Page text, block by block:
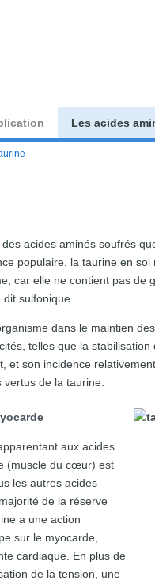
Les acides
acides aminés soufrés
populaire, la taurine en soi
car elle ne contient pas de
dit sulfonique.
dans le maintien
telles que la stabilisation
et son incidence
de la taurine.
aux acides
(muscle du cœur) est
les autres acides
de la réserve
a une action
sur le myocarde,
cardiaque. En plus de
de la tension, une